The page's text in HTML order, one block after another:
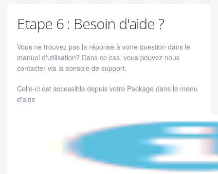
Etape 6 : Besoin d'aide ?
Vous ne trouvez pas la réponse à votre question dans le
manuel d'utilisation? Dans ce cas, vous pouvez nous
contacter via la console de support.
Celle-ci est accessible depuis votre Package dans le menu
d'aide